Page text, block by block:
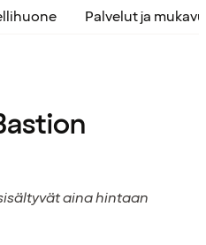
Palvelut ja
aina hintaan